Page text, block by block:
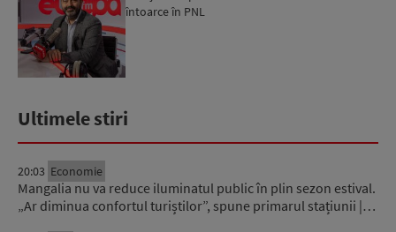
întoarce în PNL
Ultimele stiri
20:03 Economie
Mangalia nu va reduce iluminatul public în plin sezon estival.
„Ar diminua confortul turiștilor”, spune primarul stațiunii |…